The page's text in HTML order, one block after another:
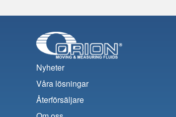
Nyheter
Våra lösningar
Återförsäljare